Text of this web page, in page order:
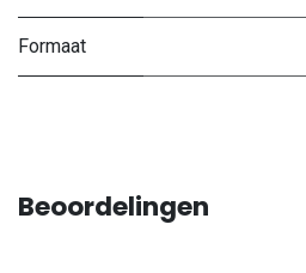
Formaat
Beoordelingen